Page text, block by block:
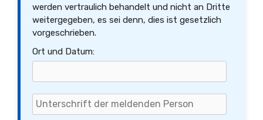
werden vertraulich behandelt und nicht an Dritte
weitergegeben, es sei denn, dies ist gesetzlich
vorgeschrieben.
Ort und Datum: